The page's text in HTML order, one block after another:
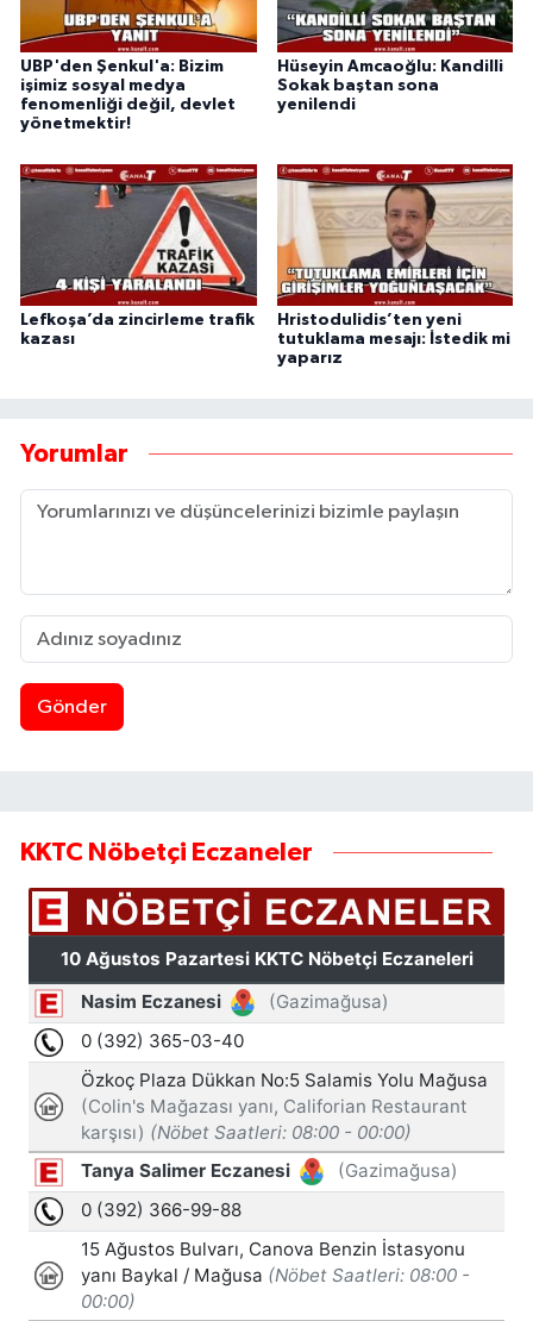
UBP'den Şenkul'a: Bizim
işimiz sosyal medya
fenomenliği değil, devlet
yönetmektir!
Hüseyin Amcaoğlu: Kandilli
Sokak baştan sona
yenilendi
Lefkoşa’da zincirleme trafik
kazası
Hristodulidis’ten yeni
tutuklama mesajı: İstedik mi
yaparız
Yorumlar
Gönder
KKTC Nöbetçi Eczaneler